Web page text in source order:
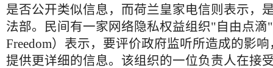
是否公开类似信息，而荷兰皇家电信则表示，
法部。民间有一家网络隐私权益组织"自由点滴
Freedom）表示，要评价政府监听所造成的影
提供更详细的信息。该组织的一位负责人在接